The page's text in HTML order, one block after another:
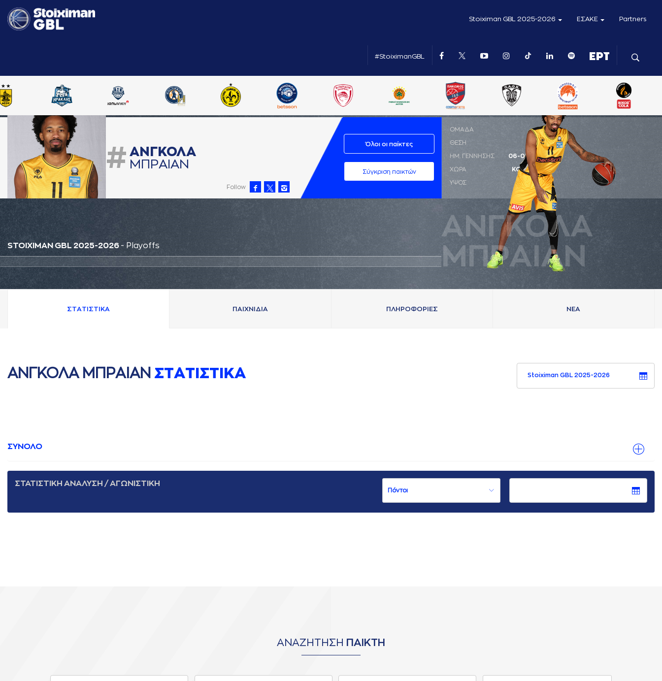
Stoiximan GBL 2025-2026 ΕΣΑΚΕ Partners
#StoiximanGBL
# AΝΓΚΟΛA
ΜΠΡAΙAΝ
Follow
Όλοι οι παίκτες
Σύγκριση παικτών
STOIXIMAN GBL 2025-2026 - Playoffs
AΝΓΚΟΛA
ΜΠΡAΙAΝ
ΟΜΑΔΑ
ΘΕΣΗ PG
ΗΜ. ΓΕΝΝΗΣΗΣ 06-05-1994
ΧΩΡΑ ΚΟΛΟΜΒΙΑ
ΥΨΟΣ 1,98 μ.
ΣΤAΤΙΣΤΙΚA ΠAΙΧΝΙΔΙA ΠΛΗΡΟΦΟΡΙΕΣ ΝΕA
AΝΓΚΟΛA ΜΠΡAΙAΝ ΣΤAΤΙΣΤΙΚA Stoiximan GBL 2025-2026
ΣΥΝΟΛΟ
ΣΤΑΤΙΣΤΙΚΗ ΑΝΑΛΥΣΗ / ΑΓΩΝΙΣΤΙΚΗ
ΑΝΑΖΗΤΗΣΗ ΠΑΙΚΤΗ